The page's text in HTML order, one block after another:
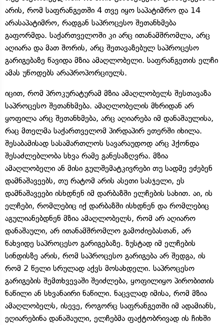
არის, რომ საფრანგეთში 4 თვე იყო საპატიმრო და 14
არასაპატიმრო, რადგან საპროცესო შეთანხმება
გაფორმდა. საქართველოში კი არც ითანამშრომლა, არც
აღიარა და მათ შორის, არც შეთავაზებულ საპროცესო
გარიგებაზე წავიდა მზია ამაღლობელი. საფრანგეთის ელჩი
ამას უწოდებს არაპროპორციულს.
იცით, რომ პროკურატურამ მზია ამაღლობელს შესთავაზა
საპროცესო შეთანხმება. ამაღლობელის მხრიდან არ
ყოფილა არც შეთანხმება, არც აღიარება იმ დანაშაულისა,
რაც მთელმა საქართველომ პირდაპირ ეთერში იხილა.
შესაბამისად სასამართლოს სავარაუდოდ არც ჰქონდა
შესაძლებლობა სხვა რამე განესაზღვრა. მზია
ამაღლობელი ან მისი გულშემატკივრები თუ სადმე ეძებენ
დამნაშავეებს, თუ რატომ არის ასეთი სასჯელი, ეს
დამნაშავეები ისხდნენ იმ დარბაზში ელჩების სახით. აი, ის
ელჩები, რომლებიც იქ დარბაზში ისხდნენ და რომლებიც
აგულიანებდნენ მზია ამაღლობელს, რომ არ აღიარო
დანაშაული, არ ითანამშრომლო გამოძიებასთან, არ
წახვიდე საპროცესო გარიგებაზე. ზუსტად იმ ელჩების
სინდისზე არის, რომ საპროცესო გარიგება არ შედგა, ის
რომ 2 წელი სრულად აქვს მოსახდელი. საპროცესო
გარიგების შემთხვევაში შეიძლება, ყოფილიყო პირობითის
ნაწილი ან სხვანაირი ნაწილი. ნაცვლად იმისა, რომ მზია
ამაღლობელს, ისევე, როგორც საფრანგეთში იმ ადამიანს,
ეღიარებინა დანაშაული, ელჩებმა ფაქტობრივად ის ჩიხში